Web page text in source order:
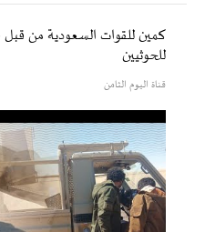
كمين للقوات السعودية من قبل
للحوثيين
قناة اليوم الثامن